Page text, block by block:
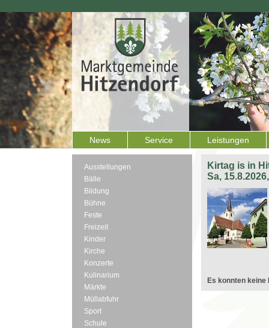
News Service Leistungen
Ausstellungen
Bälle
Bildung
Bühne
Feste
Freizeit
Kinder
Kirche
Konzerte
Kulinarium
Märkte
Müllabfuhr
Sport
Schule
Kirtag is in
Sa,
Es konnten keine